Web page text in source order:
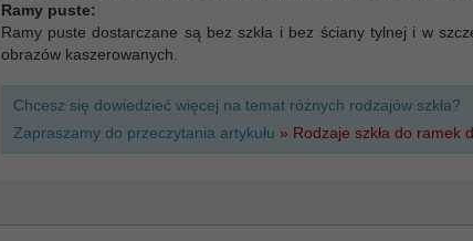
Ramy puste:
Ramy puste dostarczane są bez szkła i bez ściany tylnej i w
obrazów kaszerowanych.
Chcesz się dowiedzieć więcej na temat różnych rodzajów szkła?
Zapraszamy do przeczytania artykułu » Rodzaje szkła do ramek